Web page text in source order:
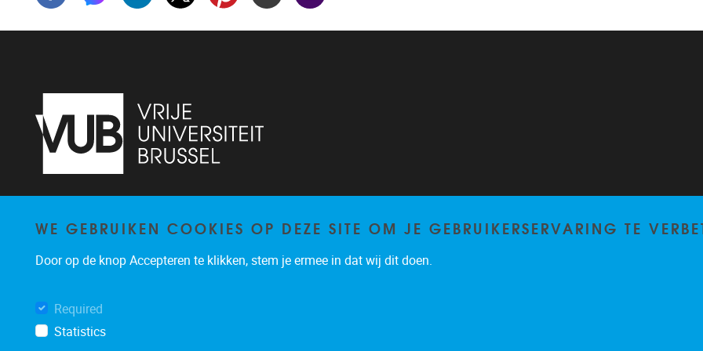
Jette
grad@vub.be
WE GEBRUIKEN COOKIES OP DEZE SITE OM JE GEBRUIKERSERVARING TE
Door op de knop Accepteren te klikken, stem je ermee in dat wij dit doen.
Required
Statistics